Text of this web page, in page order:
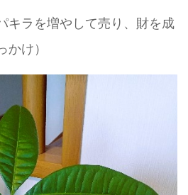
キラを増やして売り、財を成
け）